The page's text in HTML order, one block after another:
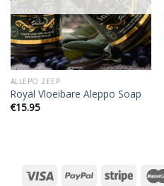
ALLEPO ZEEP
Royal Vloeibare Aleppo Soap
€15.95